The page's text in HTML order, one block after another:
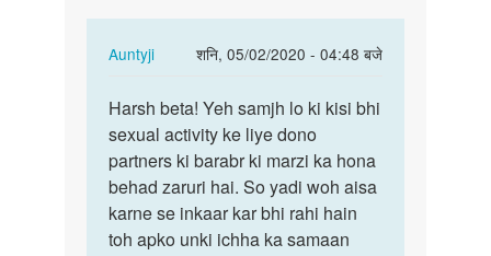
Auntyji
शनि, 05/02/2020 - 04:48 बजे
In
to
Meri
wife
oral
sex
karwati…
Harsh
beta!
Yeh
samjh
lo
ki…
Harsh beta! Yeh samjh lo ki kisi bhi
sexual activity ke liye dono
partners ki barabr ki marzi ka hona
behad zaruri hai. So yadi woh aisa
karne se inkaar kar bhi rahi hain
toh apko unki ichha ka samaan